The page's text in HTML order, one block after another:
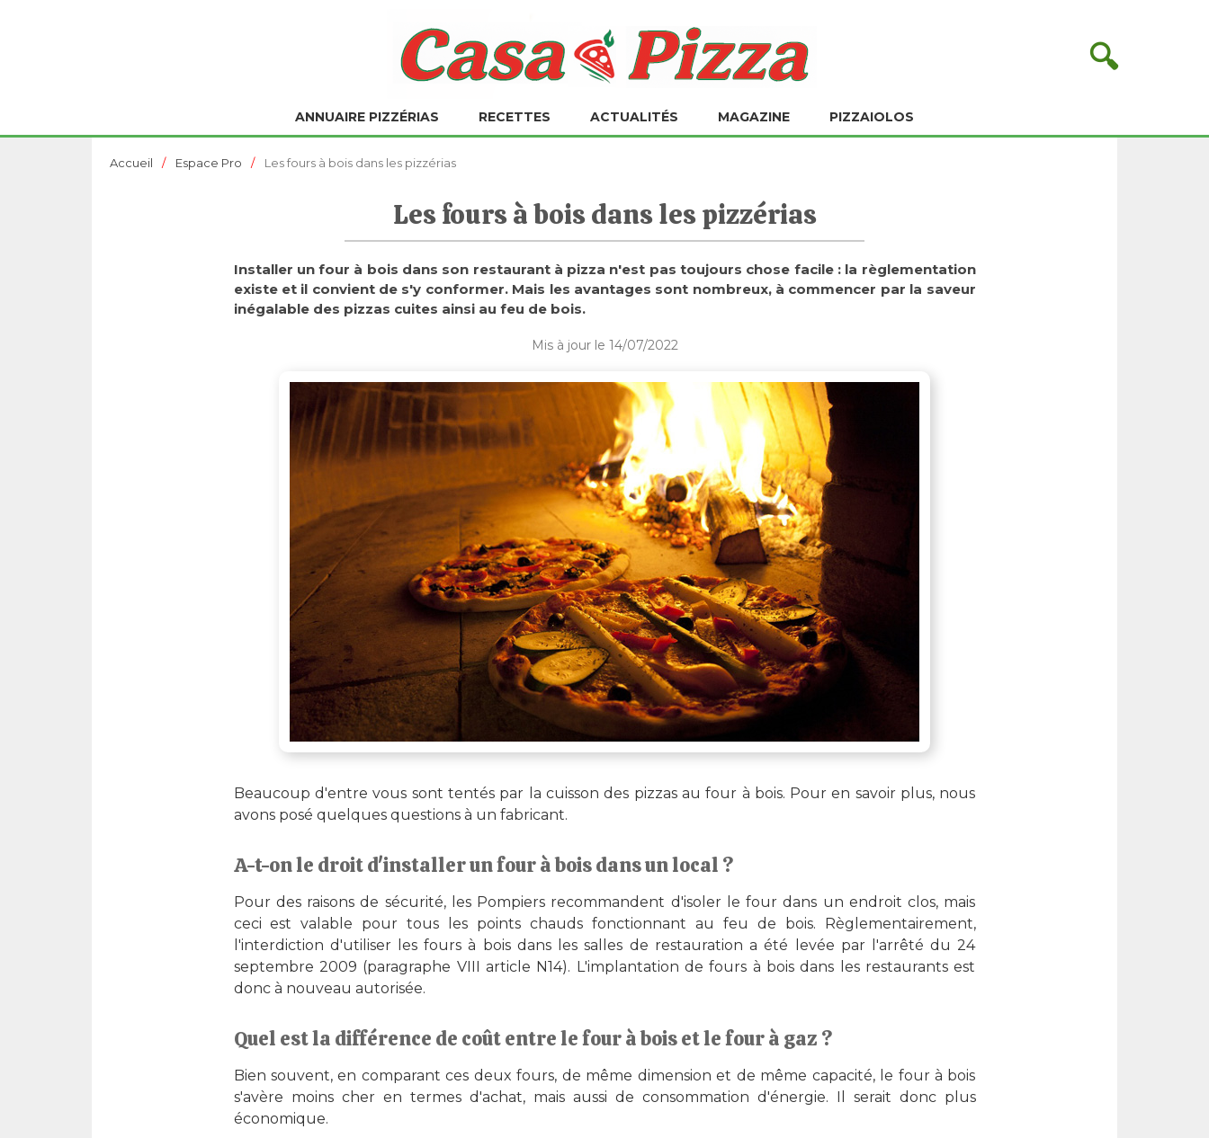
🔍
ANNUAIRE PIZZÉRIAS RECETTES ACTUALITÉS MAGAZINE PIZZAIOLOS
Accueil Espace Pro Les fours à bois dans les pizzérias
Les fours à bois dans les pizzérias
Installer un four à bois dans son restaurant à pizza n'est pas toujours chose facile : la règlementation
existe et il convient de s'y conformer. Mais les avantages sont nombreux, à commencer par la saveur
inégalable des pizzas cuites ainsi au feu de bois.
Mis à jour le 14/07/2022
Beaucoup d'entre vous sont tentés par la cuisson des pizzas au four à bois. Pour en savoir plus, nous
avons posé quelques questions à un fabricant.
A-t-on le droit d'installer un four à bois dans un local ?
Pour des raisons de sécurité, les Pompiers recommandent d'isoler le four dans un endroit clos, mais
ceci est valable pour tous les points chauds fonctionnant au feu de bois. Règlementairement,
l'interdiction d'utiliser les fours à bois dans les salles de restauration a été levée par l'arrêté du 24
septembre 2009 (paragraphe VIII article N14). L'implantation de fours à bois dans les restaurants est
donc à nouveau autorisée.
Quel est la différence de coût entre le four à bois et le four à gaz ?
Bien souvent, en comparant ces deux fours, de même dimension et de même capacité, le four à bois
s'avère moins cher en termes d'achat, mais aussi de consommation d'énergie. Il serait donc plus
économique.